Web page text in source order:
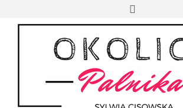
content